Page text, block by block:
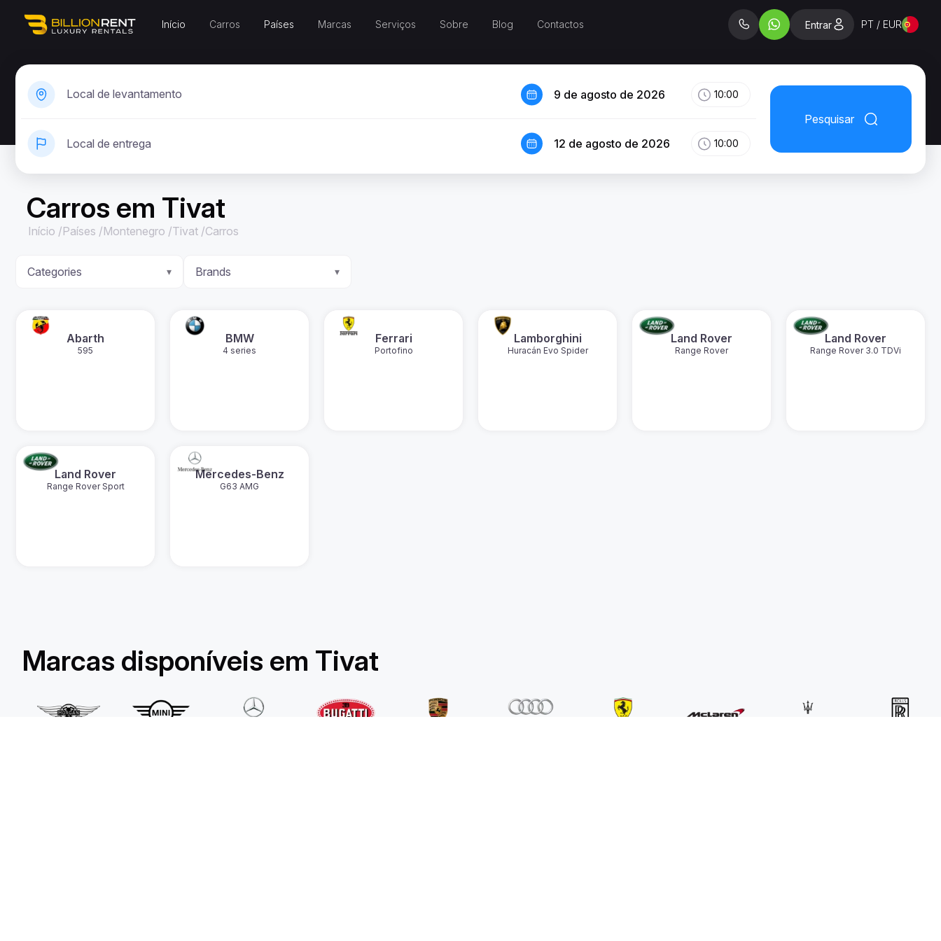
Início Carros Países Marcas Serviços Sobre Blog Contactos Entrar PT / EUR
Local de levantamento
Local de entrega
9 de agosto de 2026 10:00
12 de agosto de 2026 10:00
Pesquisar
Carros em Tivat
Início /Países /Montenegro /Tivat /Carros
Categories ▾ Brands ▾
Abarth
595
BMW
4 series
Ferrari
Portofino
Lamborghini
Huracán Evo Spider
Land Rover
Range Rover
Land Rover
Range Rover 3.0 TDVi
Land Rover
Range Rover Sport
Mercedes-Benz
G63 AMG
Marcas disponíveis em Tivat